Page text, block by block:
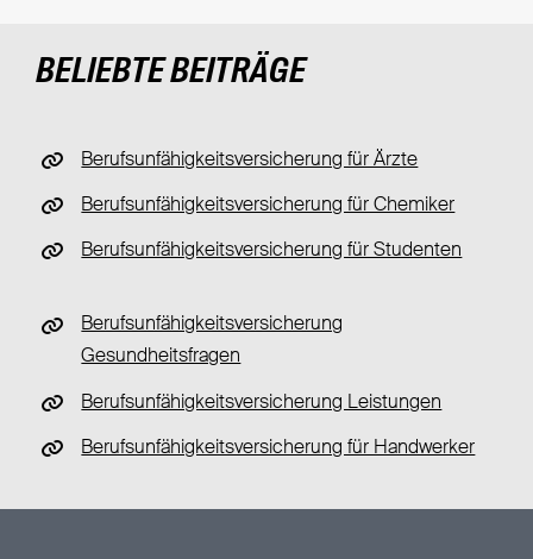
BELIEBTE BEITRÄGE
Berufsunfähigkeitsversicherung für Ärzte
Berufsunfähigkeitsversicherung für Chemiker
Berufsunfähigkeitsversicherung für Studenten
Berufsunfähigkeitsversicherung
Gesundheitsfragen
Berufsunfähigkeitsversicherung Leistungen
Berufsunfähigkeitsversicherung für Handwerker